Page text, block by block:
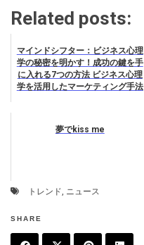
Related posts:
マインドシフター：ビジネス心理
学の秘密を明かす！成功の鍵を手
に入れる7つの方法 ビジネス心理
学を活用したマーケティング手法
夢でkiss me
トレンド, ニュース
SHARE